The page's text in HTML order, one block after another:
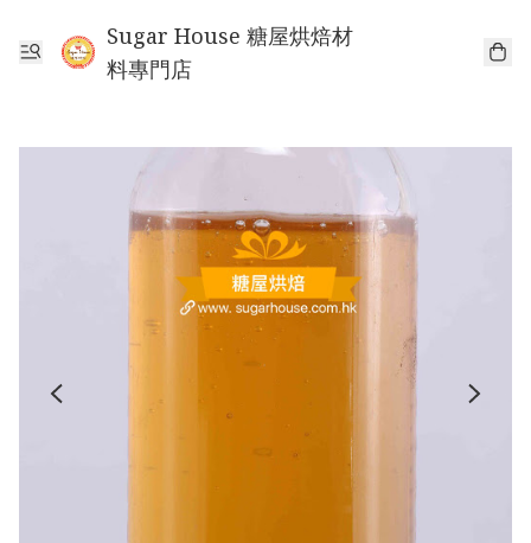
Sugar House 糖屋烘焙材
料專門店